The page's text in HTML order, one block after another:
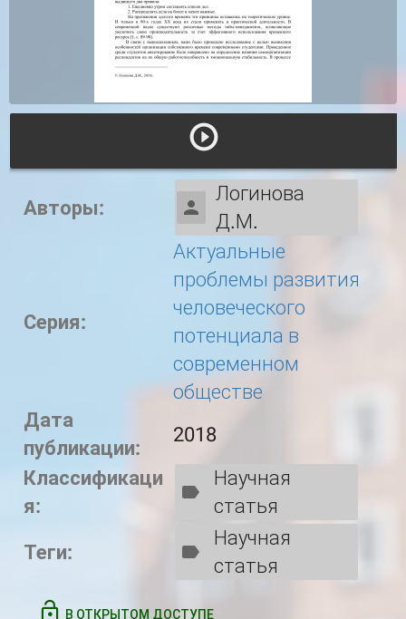
Авторы:
Логинова
Д.М.
Серия:
Актуальные
проблемы развития
человеческого
потенциала в
современном
обществе
Дата
публикации:
2018
Классификаци
я:
Научная
статья
Теги:
Научная
статья
В ОТКРЫТОМ ДОСТУПЕ